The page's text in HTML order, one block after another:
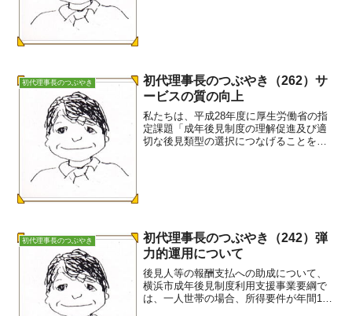
初代理事長のつぶやき
初代理事長のつぶやき（262）サ
ービスの質の向上
私たちは、平成28年度に厚生労働省の指
定課題「成年後見制度の理解促進及び適
切な後見類型の選択につなげることを目
初代理事長のつぶやき
初代理事長のつぶやき（242）弾
力的運用について
後見人等の報酬支払への助成について、
横浜市成年後見制度利用支援事業要綱で
は、一人世帯の場合、所得要件が年間150